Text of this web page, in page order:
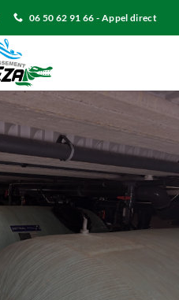
06 50 62 91 66 - Appel direct